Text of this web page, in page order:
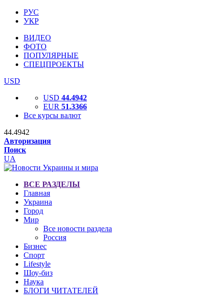
РУС
УКР
ВИДЕО
ФОТО
ПОПУЛЯРНЫЕ
СПЕЦПРОЕКТЫ
USD
USD 44.4942
EUR 51.3366
Все курсы валют
44.4942
Авторизация
Поиск
UA
ВСЕ РАЗДЕЛЫ
Главная
Украина
Город
Мир
Все новости раздела
Россия
Бизнес
Спорт
Lifestyle
Шоу-биз
Наука
БЛОГИ ЧИТАТЕЛЕЙ